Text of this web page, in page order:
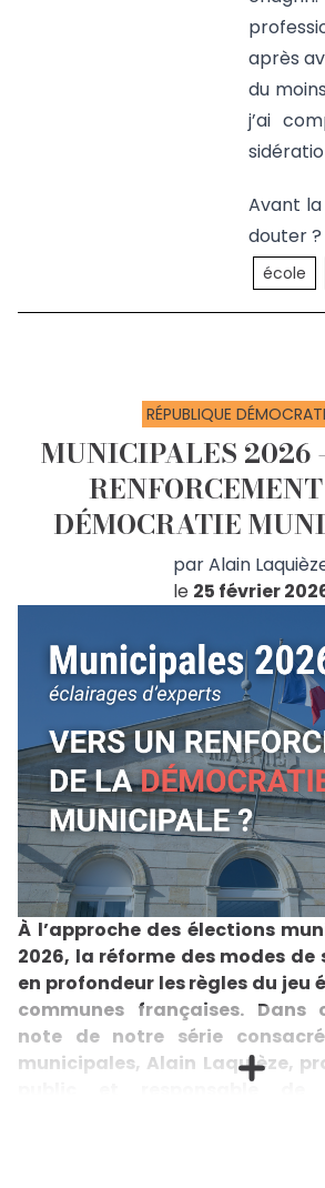
après
du
j’ai
Avant
douter ?
école
RÉPUBLIQUE
MUNICIPALES 2026
DÉMOCRATIE
parAlain
le 25 février
À l’approche des élections
2026, la réforme des modes de
en profondeur les règles du jeu
communes françaises. Dans
note de notre série
municipales, Alain Laquièze,
public et responsable de